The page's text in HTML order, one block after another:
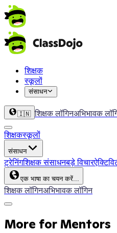
शिक्षक
स्कूलों
संसाधन
🇮🇳 शिक्षक लॉगिनअभिभावक
शिक्षकस्कूलों
संसाधन
ट्रेनिंगशिक्षक संसाधनबड़े विचार
एक भाषा का चयन करें...
शिक्षक लॉगिनअभिभावक लॉगिन
More for Mentors